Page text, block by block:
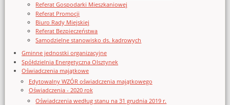
Referat Gospodarki Mieszkaniowej
Referat Promocji
Biuro Rady Miejskiej
Referat Bezpieczeństwa
Samodzielne stanowisko ds. kadrowych
Gminne jednostki organizacyjne
Spółdzielnia Energetyczna Olsztynek
Oświadczenia majątkowe
Edytowalny WZÓR oświadczenia majątkowego
Oświadczenia - 2020 rok
Oświadczenia według stanu na 31 grudnia 2019 r.